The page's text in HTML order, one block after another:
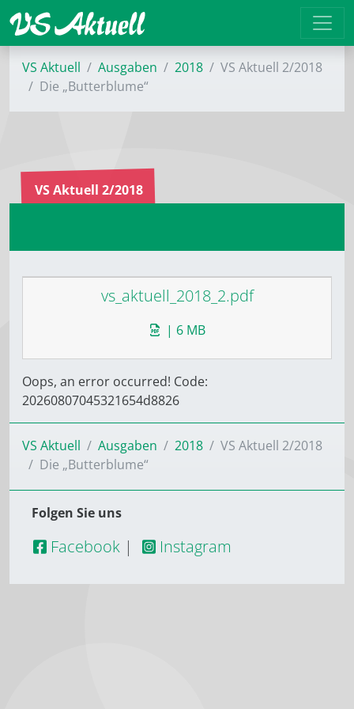
VS Aktuell Ausgaben 2018
VS Aktuell 2/2018
Die „Butter­blume“
VS Aktuell 2/2018
vs_aktuell_2018_2.pdf
| 6 MB
Oops, an error occurred! Code:
20260807045321654d8826
VS Aktuell Ausgaben 2018
VS Aktuell 2/2018
Die „Butter­blume“
Folgen Sie uns
Facebook | Instagram